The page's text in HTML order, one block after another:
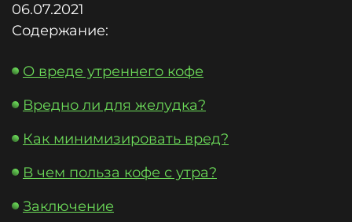
06.07.2021
Содержание:
О вреде утреннего кофе
Вредно ли для желудка?
Как минимизировать вред?
В чем польза кофе с утра?
Заключение